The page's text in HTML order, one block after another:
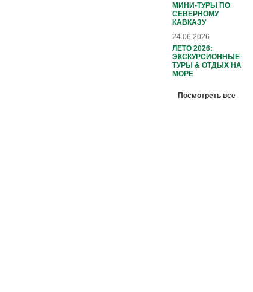
МИНИ-ТУРЫ ПО
СЕВЕРНОМУ
КАВКАЗУ
24.06.2026
ЛЕТО 2026:
ЭКСКУРСИОННЫЕ
ТУРЫ & ОТДЫХ НА
МОРЕ
Посмотреть все